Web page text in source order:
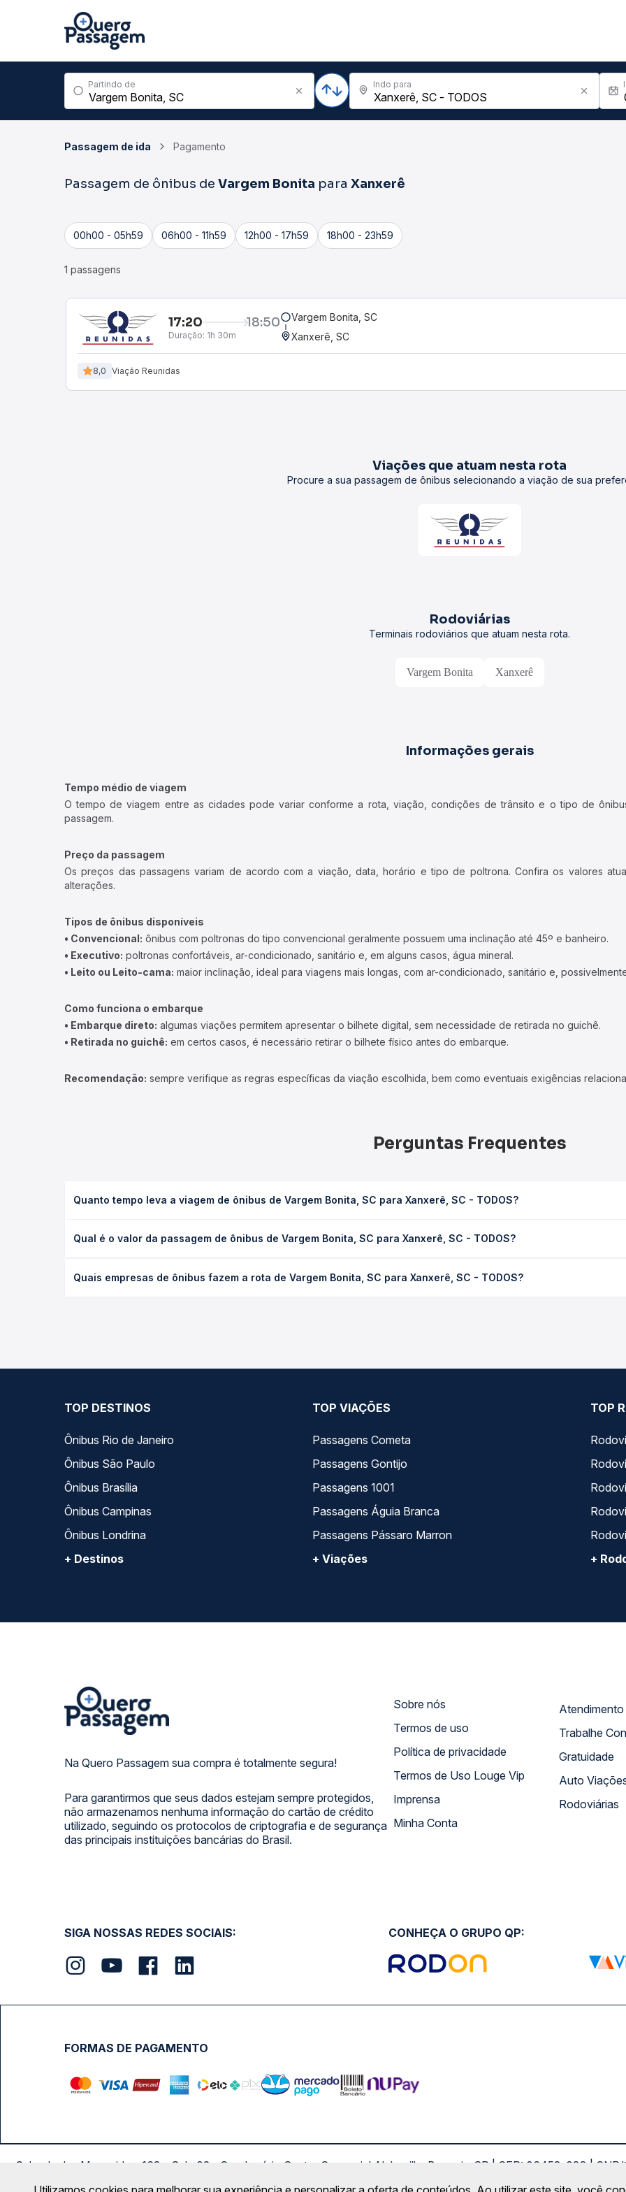
Partindo de Indo para
Passagem de ida Pagamento
Passagem de ônibus de Vargem Bonita para Xanxerê
00h00 - 05h59 06h00 - 11h59 12h00 - 17h59 18h00 - 23h59
1 passagens
17:20 18:50
Duração: 1h 30m
Vargem Bonita, SC
Xanxerê, SC
8,0 Viação Reunidas
Viações que atuam nesta rota
Procure a sua passagem de ônibus selecionando a viação de sua
Rodoviárias
Terminais rodoviários que atuam nesta rota.
Vargem Bonita Xanxerê
Informações gerais
Tempo médio de viagem
O tempo de viagem entre as cidades pode variar conforme a rota, viação, condições de trânsito e o tipo de
passagem.
Preço da passagem
Os preços das passagens variam de acordo com a viação, data, horário e tipo de poltrona. Confira os valores
alterações.
Tipos de ônibus disponíveis
• Convencional: ônibus com poltronas do tipo convencional geralmente possuem uma inclinação até 45º e banheiro.
• Executivo: poltronas confortáveis, ar-condicionado, sanitário e, em alguns casos, água mineral.
• Leito ou Leito-cama: maior inclinação, ideal para viagens mais longas, com ar-condicionado, sanitário e,
Como funciona o embarque
• Embarque direto: algumas viações permitem apresentar o bilhete digital, sem necessidade de retirada no guichê.
• Retirada no guichê: em certos casos, é necessário retirar o bilhete físico antes do embarque.
Recomendação: sempre verifique as regras específicas da viação escolhida, bem como eventuais exigências
Perguntas Frequentes
Quanto tempo leva a viagem de ônibus de Vargem Bonita, SC para Xanxerê, SC - TODOS?
executivo ou leito) e as condições de tráfego. Na Quero Passagem você consulta os horários disponíveis e vê a
Qual é o valor da passagem de ônibus de Vargem Bonita, SC para Xanxerê, SC - TODOS?
poltrona e a antecedência da compra. Na Quero Passagem você compara os preços de todas as viações em tempo
Quais empresas de ônibus fazem a rota de Vargem Bonita, SC para Xanxerê, SC - TODOS?
TOP DESTINOS
Ônibus Rio de Janeiro
Ônibus São Paulo
Ônibus Brasília
Ônibus Campinas
Ônibus Londrina
+ Destinos
TOP VIAÇÕES
Passagens Cometa
Passagens Gontijo
Passagens 1001
Passagens Águia Branca
Passagens Pássaro Marron
+ Viações
TOP
+
Na Quero Passagem sua compra é totalmente segura!
Para garantirmos que seus dados estejam sempre protegidos,
não armazenamos nenhuma informação do cartão de crédito
utilizado, seguindo os protocolos de criptografia e de segurança
das principais instituições bancárias do Brasil.
Sobre nós
Termos de uso
Política de privacidade
Termos de Uso Louge Vip
Imprensa
Minha Conta
Trabalhe
Gratuidade
Auto
Rodoviárias
SIGA NOSSAS REDES SOCIAIS: CONHEÇA O GRUPO QP:
FORMAS DE PAGAMENTO
Calçada das Margaridas, 163 - Sala 02 - Condomínio Centro Comercial Alphaville, Barueri - SP | CEP: 06453-038 |
Copyright 2026 © QueroPassagem.com.br